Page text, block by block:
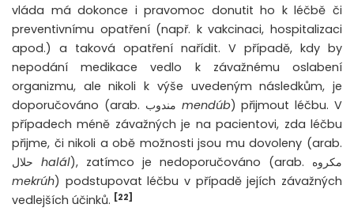
vláda má dokonce i pravomoc donutit ho k léčbě či
preventivnímu opatření (např. k vakcinaci, hospitalizaci
apod.) a taková opatření nařídit. V případě, kdy by
nepodání medikace vedlo k závažnému oslabení
organizmu, ale nikoli k výše uvedeným následkům, je
mendúb) přijmout léčbu. V
případech méně závažných je na pacientovi, zda léčbu
přijme, či nikoli a obě možnosti jsou mu dovoleny (arab.
halál
), zatímco je nedoporučováno (arab. مكروه
mekrúh) podstupovat léčbu v případě jejích závažných
vedlejších účinků. [22]